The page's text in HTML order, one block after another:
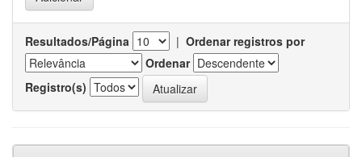
Resultados/Página | Ordenar registros por
Ordenar
Registro(s)